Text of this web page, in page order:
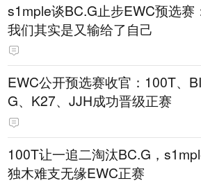
s1mple谈BC.G止步EWC预选赛
我们其实是又输给了自己
EWC公开预选赛收官：100T、BI
G、K27、JJH成功晋级正赛
100T让一追二淘汰BC.G，
独木难支无缘EWC正赛